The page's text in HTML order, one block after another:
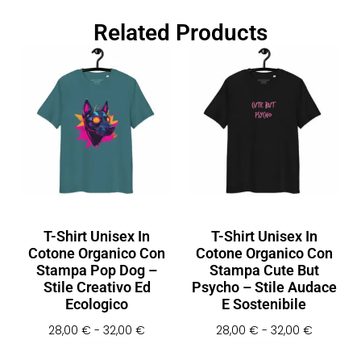
Related Products
T-Shirt Unisex In
Cotone Organico Con
Stampa Pop Dog –
Stile Creativo Ed
Ecologico
28,00€ - 32,00€
T-Shirt Unisex In
Cotone Organico Con
Stampa Cute But
Psycho – Stile Audace
E Sostenibile
28,00 € - 32,00 €